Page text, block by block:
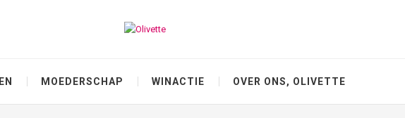
MOEDERSCHAP WINACTIE OVER ONS, OLIVETTE